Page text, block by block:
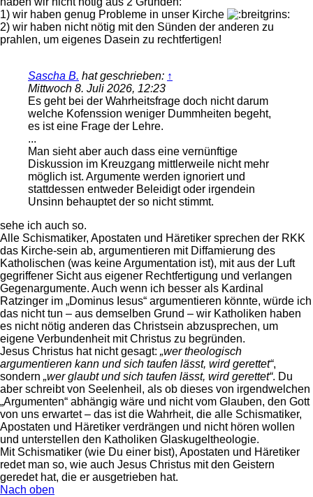
1) wir haben genug Probleme in unser Kirche
2) wir haben nicht nötig mit den Sünden der anderen zu
prahlen, um eigenes Dasein zu rechtfertigen!
Sascha B. hat geschrieben: ↑
Mittwoch 8. Juli 2026, 12:23
Es geht bei der Wahrheitsfrage doch nicht darum
welche Kofenssion weniger Dummheiten begeht,
es ist eine Frage der Lehre.
...
Man sieht aber auch dass eine vernünftige
Diskussion im Kreuzgang mittlerweile nicht mehr
möglich ist. Argumente werden ignoriert und
stattdessen entweder Beleidigt oder irgendein
Unsinn behauptet der so nicht stimmt.
sehe ich auch so.
Alle Schismatiker, Apostaten und Häretiker sprechen der RKK
das Kirche-sein ab, argumentieren mit Diffamierung des
Katholischen (was keine Argumentation ist), mit aus der Luft
gegriffener Sicht aus eigener Rechtfertigung und verlangen
Gegenargumente. Auch wenn ich besser als Kardinal
Ratzinger im „Dominus Iesus“ argumentieren könnte, würde ich
das nicht tun – aus demselben Grund – wir Katholiken haben
es nicht nötig anderen das Christsein abzusprechen, um
eigene Verbundenheit mit Christus zu begründen.
Jesus Christus hat nicht gesagt: „wer theologisch
argumentieren kann und sich taufen lässt, wird gerettet“,
sondern „wer glaubt und sich taufen lässt, wird gerettet“. Du
aber schreibt von Seelenheil, als ob dieses von irgendwelchen
„Argumenten“ abhängig wäre und nicht vom Glauben, den Gott
von uns erwartet – das ist die Wahrheit, die alle Schismatiker,
Apostaten und Häretiker verdrängen und nicht hören wollen
und unterstellen den Katholiken Glaskugeltheologie.
Mit Schismatiker (wie Du einer bist), Apostaten und Häretiker
redet man so, wie auch Jesus Christus mit den Geistern
geredet hat, die er ausgetrieben hat.
Nach oben